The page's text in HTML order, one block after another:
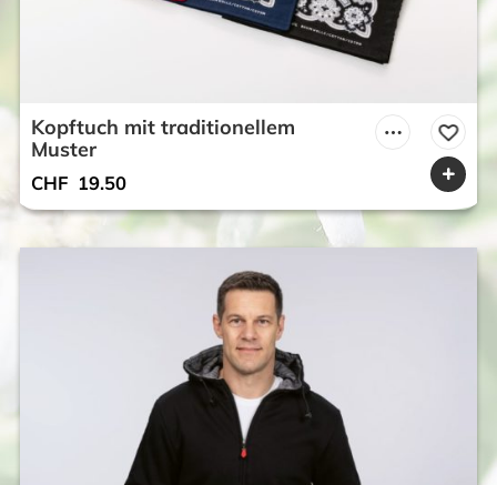
Kopftuch mit traditionellem
Muster
CHF 19.50